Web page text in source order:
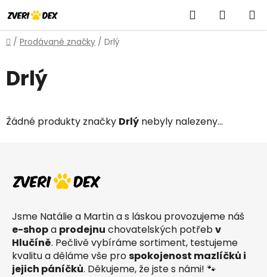
na
obsah
Hledat
KOŠÍK
Domů
/ Prodávané značky / Drlý
Drlý
Žádné produkty značky Drlý nebyly nalezeny...
Jsme Natálie a Martin a s láskou provozujeme náš
e-shopa prodejnu chovatelských potřebv
Hlučíně. Pečlivě vybíráme sortiment, testujeme
kvalitu a děláme vše prospokojenost mazlíčků i
jejich páníčků. Děkujeme, že jste s námi! 🐾